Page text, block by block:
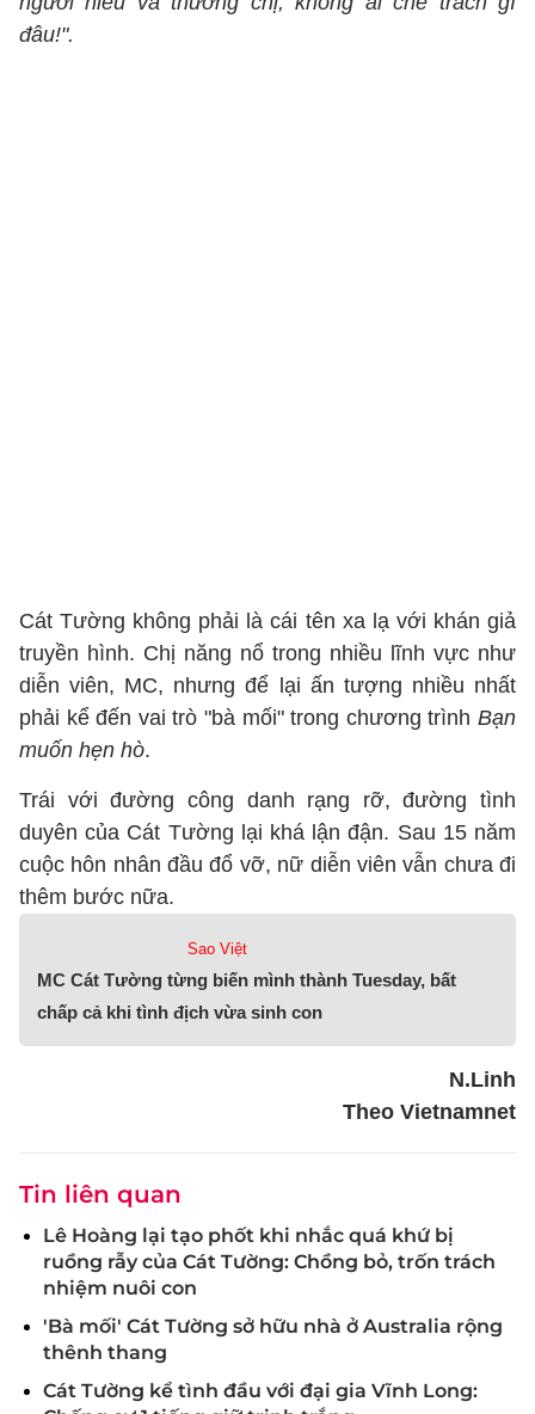
đâu!".
Cát Tường không phải là cái tên xa lạ với khán giả
truyền hình. Chị năng nổ trong nhiều lĩnh vực như
diễn viên, MC, nhưng để lại ấn tượng nhiều nhất
phải kể đến vai trò "bà mối" trong chương trình Bạn
muốn hẹn hò.
Trái với đường công danh rạng rỡ, đường tình
duyên của Cát Tường lại khá lận đận. Sau 15 năm
cuộc hôn nhân đầu đổ vỡ, nữ diễn viên vẫn chưa đi
thêm bước nữa.
Sao Việt
MC Cát Tường từng biến mình thành Tuesday, bất
chấp cả khi tình địch vừa sinh con
N.Linh
Theo Vietnamnet
Tin liên quan
Lê Hoàng lại tạo phốt khi nhắc quá khứ bị
ruồng rẫy của Cát Tường: Chồng bỏ, trốn trách
nhiệm nuôi con
'Bà mối' Cát Tường sở hữu nhà ở Australia rộng
thênh thang
Cát Tường kể tình đầu với đại gia Vĩnh Long: